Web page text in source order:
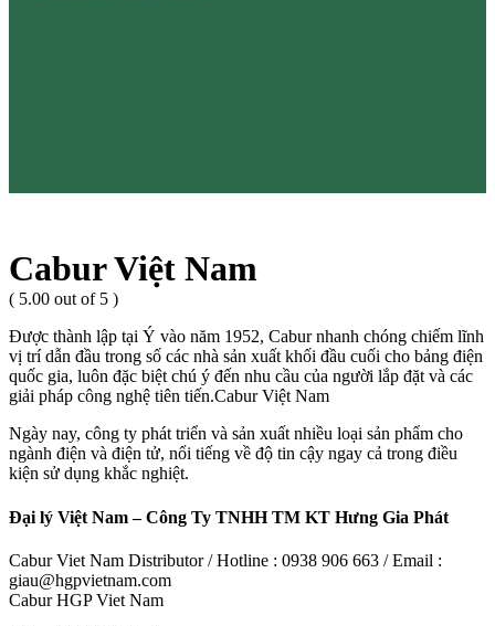
Cabur Việt Nam
( 5.00 out of 5 )
Được thành lập tại Ý vào năm 1952, Cabur nhanh chóng chiếm lĩnh
vị trí dẫn đầu trong số các nhà sản xuất khối đầu cuối cho bảng điện
quốc gia, luôn đặc biệt chú ý đến nhu cầu của người lắp đặt và các
giải pháp công nghệ tiên tiến.Cabur Việt Nam
Ngày nay, công ty phát triển và sản xuất nhiều loại sản phẩm cho
ngành điện và điện tử, nổi tiếng về độ tin cậy ngay cả trong điều
kiện sử dụng khắc nghiệt.
Đại lý Việt Nam – Công Ty TNHH TM KT Hưng Gia Phát
Cabur Viet Nam Distributor / Hotline : 0938 906 663 / Email :
giau@hgpvietnam.com
Cabur HGP Viet Nam